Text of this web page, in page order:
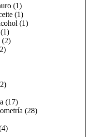
(1)
(1)
(1)
(1)
(2)
(17)
(28)